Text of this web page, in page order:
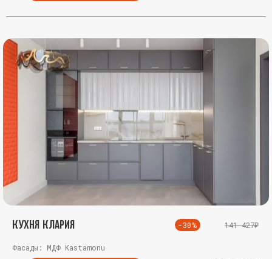
Кухня Клария -30% 141 427₽
Фасады: МДФ Kastamonu